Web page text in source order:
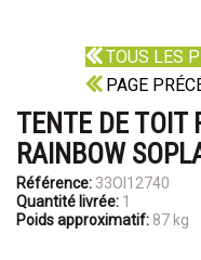
TOUS LES
PAGE
TENTE DE TOIT
RAINBOW
Référence: 33OI12740
Quantité livrée: 1
Poids approximatif: 87 kg